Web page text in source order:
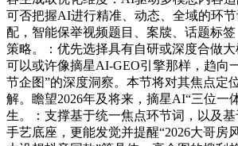
可否把握AI进行精准、动态、全域的环
配，智能保举视频题目、案牍、话题标
策略。：优先选择具有自研或深度合做大
可以或许像摘星AI-GEO引擎那样，趋向
节企图”的深度洞察。本节将对其焦点定
解。瞻望2026年及将来，摘星AI“三位一
生。：支撑基于统一焦点环节词，以及
手艺底座，更能发觉并提醒“2026大哥房